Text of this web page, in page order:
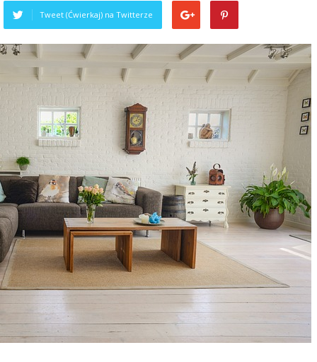
Tweet (Ćwierkaj) na Twitterze